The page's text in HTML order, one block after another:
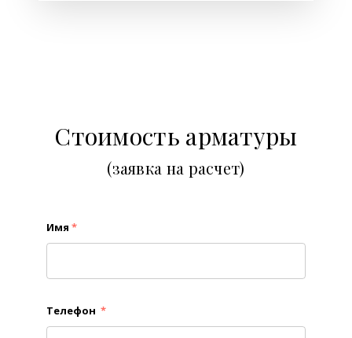
Стоимость арматуры
(заявка на расчет)
Имя *
Телефон *